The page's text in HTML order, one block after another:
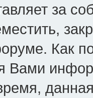
за
Как
Вами